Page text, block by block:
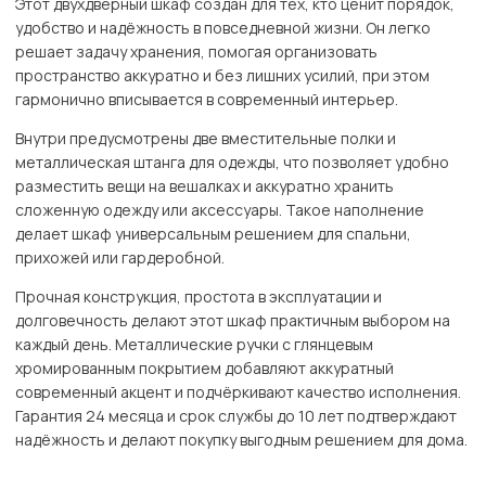
удобство и надёжность в повседневной жизни. Он легко
решает задачу хранения, помогая организовать
пространство аккуратно и без лишних усилий, при этом
гармонично вписывается в современный интерьер.
Внутри предусмотрены две вместительные полки и
металлическая штанга для одежды, что позволяет удобно
разместить вещи на вешалках и аккуратно хранить
сложенную одежду или аксессуары. Такое наполнение
делает шкаф универсальным решением для спальни,
прихожей или гардеробной.
Прочная конструкция, простота в эксплуатации и
долговечность делают этот шкаф практичным выбором на
каждый день. Металлические ручки с глянцевым
хромированным покрытием добавляют аккуратный
современный акцент и подчёркивают качество исполнения.
Гарантия 24 месяца и срок службы до 10 лет подтверждают
надёжность и делают покупку выгодным решением для дома.